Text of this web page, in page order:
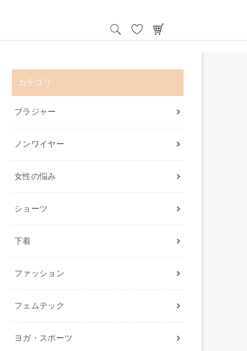
カテゴリ
ブラジャー
ノンワイヤー
女性の悩み
ショーツ
下着
ファッション
フェムテック
ヨガ・スポーツ